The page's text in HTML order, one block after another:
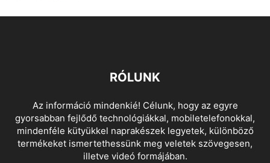
RÓLUNK
Az információ mindenkié! Célunk, hogy az egyre
gyorsabban fejlődő technológiákkal, mobiletelefonokkal,
mindenféle kütyükkel naprakészek legyetek, különböző
termékeket ismertethessünk meg veletek szövegesen,
illetve videó formájában.